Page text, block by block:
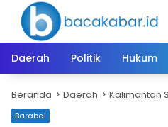
Langsung
konten
Daerah
Politik Hukum
Beranda Daerah Kalimantan
Barabai